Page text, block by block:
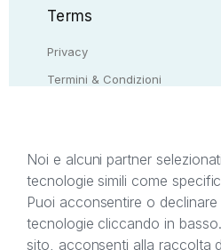
Terms
Privacy
Termini & Condizioni
Il presente sito web è di
titolare di tutti i diritti di
Noi e alcuni partner
tecnologie simili come
Puoi acconsentire o declinare
tecnologie cliccando in basso.
sito, acconsenti alla raccolta